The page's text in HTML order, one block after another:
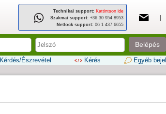
Technikai support: Kattintson ide
Szakmai support: +36 30 954 8953
Netlock support: 06 1 437 6655
|
Belépés
Kérdés/Észrevétel Kérés Egyéb